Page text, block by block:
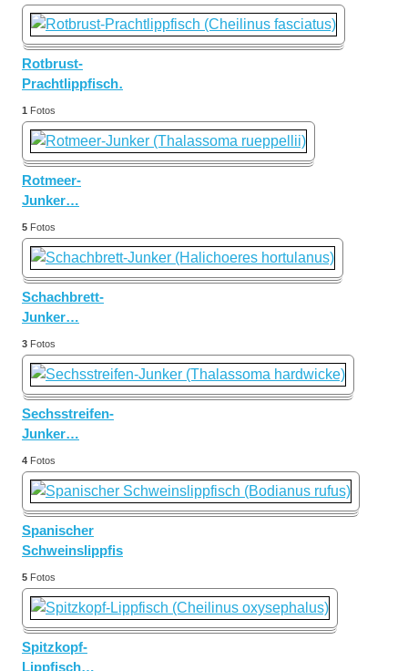
Rotbrust-
Prachtlippfisch…
1 Fotos
Rotmeer-
Junker…
5 Fotos
Schachbrett-
Junker…
3 Fotos
Sechsstreifen-
Junker…
4 Fotos
Spanischer
Schweinslippfisch
5 Fotos
Spitzkopf-
Lippfisch…